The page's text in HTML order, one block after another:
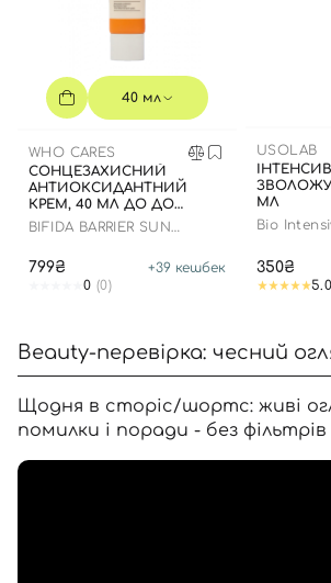
40 мл
WHO CARES
СОНЦЕЗАХИСНИЙ
АНТИОКСИДАНТНИЙ
КРЕМ, 40 МЛ ДО ДО
16.09.2028 РОКУ
BIFIDA BARRIER SUN
799₴ +39 кешбек
0 (0)
USOLAB
МЛ
Bio
350₴
Beauty-перевірка: чесний
Щодня в сторіс/шортс: живі
помилки і поради - без фільтрів